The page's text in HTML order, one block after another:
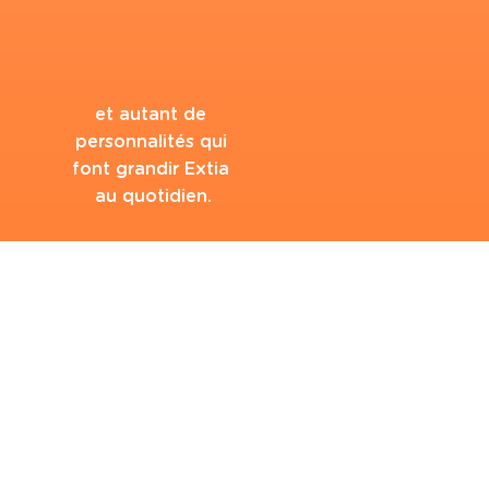
et autant de
personnalités qui
font grandir Extia
au quotidien.